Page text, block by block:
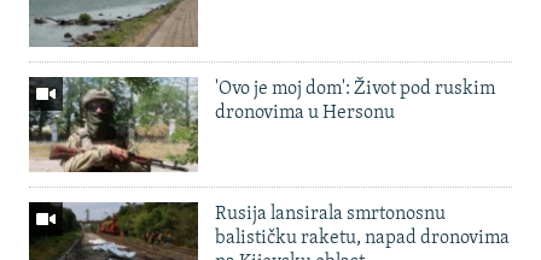
'Ovo je moj dom': Život pod ruskim
dronovima u Hersonu
Rusija lansirala smrtonosnu
balističku raketu, napad dronovima